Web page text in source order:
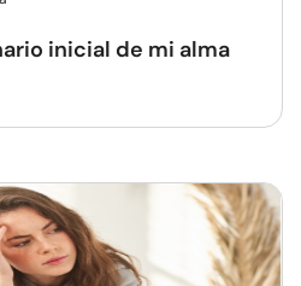
inicial de mi alma